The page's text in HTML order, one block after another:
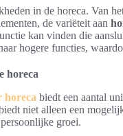
in de horeca. Van
de variëteit aan
kan vinden die
hogere functies,
horeca
horeca biedt een aantal
niet alleen een
groei.